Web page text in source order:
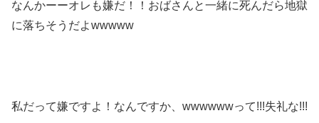
なんかーーオレも嫌だ！！おばさんと一緒に死んだら地獄
に落ちそうだよwwwww
私だって嫌ですよ！なんですか、wwwwwwって!!!失礼な!!!